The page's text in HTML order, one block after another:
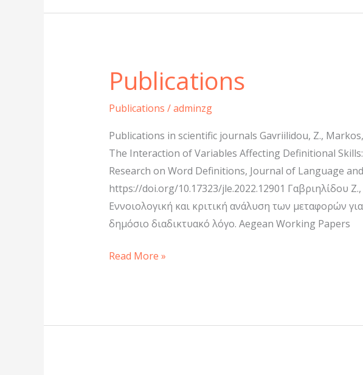
Publications
Publications /adminzg
Publications in scientific journals Gavriilidou, Z.,
The Interaction of Variables Affecting Definitional
Research on Word Definitions, Journal of Language
https://doi.org/10.17323/jle.2022.12901 Γαβριηλίδου
Εννοιολογική και κριτική ανάλυση των μεταφορών
δημόσιο διαδικτυακό λόγο. Aegean Working Papers
Publications
Read More »